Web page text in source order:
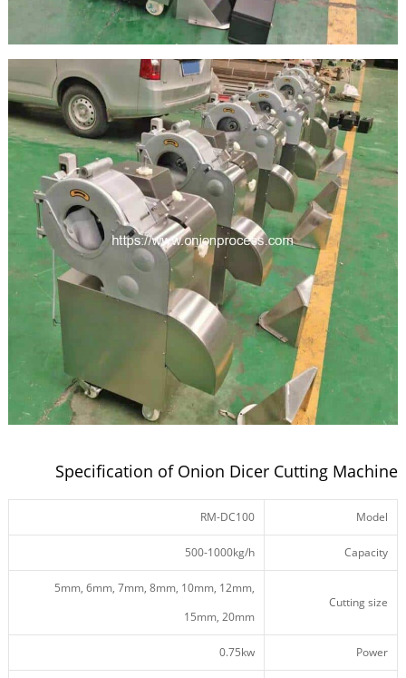
Specification of Onion Dicer Cutting Machine
Model
RM-DC100
Capacity
500-1000kg/h
Cutting size
5mm, 6mm, 7mm, 8mm, 10mm, 12mm,
15mm, 20mm
Power
0.75kw